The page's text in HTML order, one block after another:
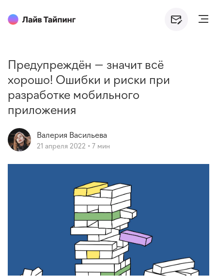
Предупреждён — значит всё
хорошо! Ошибки и риски при
разработке мобильного
приложения
Валерия Васильева
21 апреля 2022 · 7 мин